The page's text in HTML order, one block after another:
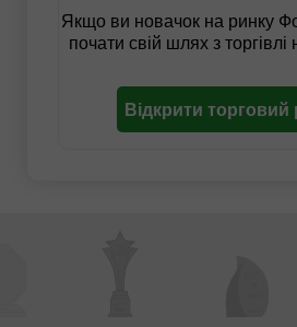
Якщо ви новачок на ринку
почати свій шлях з
Відкрити торговий